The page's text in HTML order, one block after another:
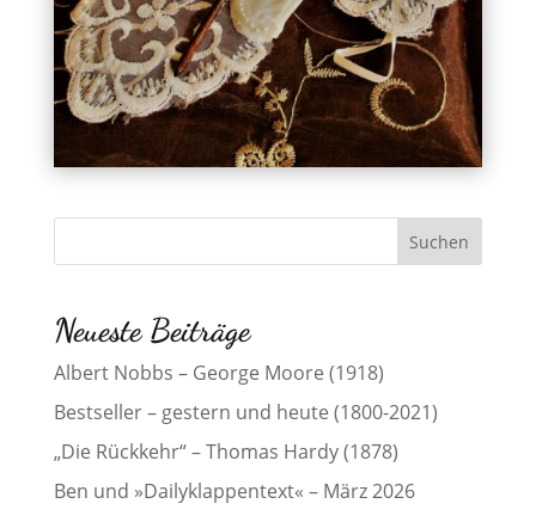
Neueste Beiträge
Albert Nobbs – George Moore (1918)
Bestseller – gestern und heute (1800-2021)
„Die Rückkehr“ – Thomas Hardy (1878)
Ben und »Dailyklappentext« – März 2026